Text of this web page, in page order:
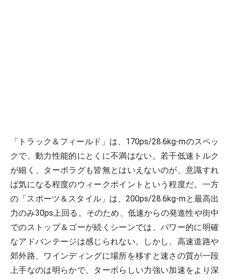
「トラック＆フィールド」は、170ps/28.6kg-mのスペッ
クで、動力性能的にとくに不満はない。若干低速トルク
が細く、ターボラグも皆無とはいえないのが、意識すれ
ば気になる程度のウィークポイントという程度だ。一方
の「スポーツ＆スタイル」は、200ps/28.6kg-mと最高出
力のみ30ps上回る。そのため、低速からの発進性や街中
でのストップ＆ゴーが続くシーンでは、パワー的に明確
なアドバンテージは感じられない。しかし、高速道路や
郊外路、ワインディングに場所を移すと速さの質が一段
上手なのは明らかで、ターボらしい力強い加速をより深